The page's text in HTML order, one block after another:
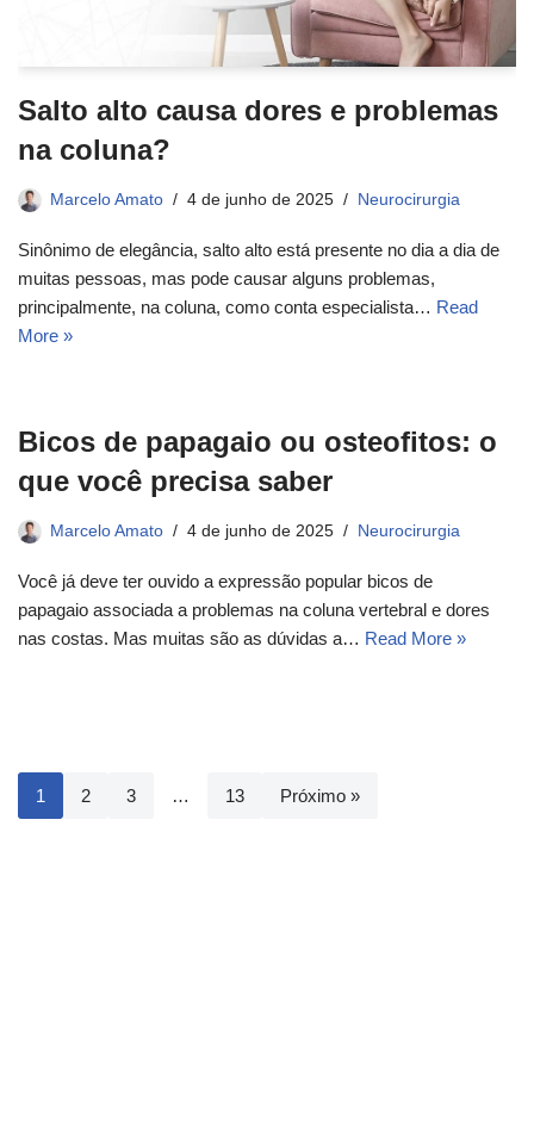
Salto alto causa dores e problemas
na coluna?
Marcelo Amato 4 de junho de 2025 Neurocirurgia
Sinônimo de elegância, salto alto está presente no dia a dia de
muitas pessoas, mas pode causar alguns problemas,
principalmente, na coluna, como conta especialista… Read
More »
Bicos de papagaio ou osteofitos: o
que você precisa saber
Marcelo Amato 4 de junho de 2025 Neurocirurgia
Você já deve ter ouvido a expressão popular bicos de
papagaio associada a problemas na coluna vertebral e dores
nas costas. Mas muitas são as dúvidas a… Read More »
1 2 3 … 13 Próximo »